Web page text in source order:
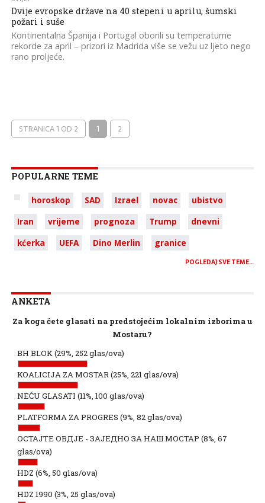
Dvije evropske države na 40 stepeni u aprilu, šumski
požari i suše
Kontinentalna Španija i Portugal oborili su temperaturne
rekorde za april – prizori iz Madrida više se vežu uz ljeto nego
rano proljeće.
STRANICA 1 OD 2 1 2
POPULARNE TEME
horoskop SAD Izrael novac
ubistvo
Iran
vrijeme prognoza Trump
dnevni
kćerka
UEFA Dino Merlin granice
POGLEDAJ SVE TEME…
ANKETA
Za koga ćete glasati na predstojećim lokalnim izborima u
Mostaru?
BH BLOK(29%, 252 glas/ova)
KOALICIJA ZA MOSTAR(25%, 221 glas/ova)
NEĆU GLASATI (11%, 100 glas/ova)
PLATFORMA ZA PROGRES (9%, 82 glas/ova)
ОСТАЈТЕ ОВДЈЕ - ЗАЈЕДНО ЗА НАШ МОСТАР (8%, 67
glas/ova)
HDZ (6%, 50 glas/ova)
HDZ 1990 (3%, 25 glas/ova)